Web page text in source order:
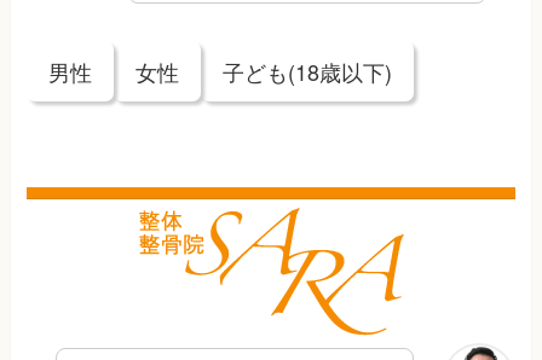
男性 女性 子ども(18歳以下)